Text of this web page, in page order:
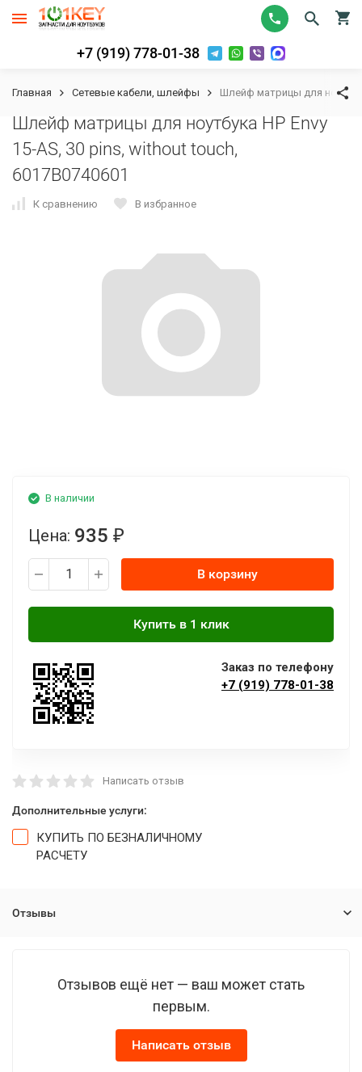
+7 (919) 778-01-38
Главная Сетевые кабели, шлейфы Шлейф матрицы для
Шлейф матрицы для ноутбука HP Envy
15-AS, 30 pins, without touch,
6017B0740601
К сравнению В избранное
В наличии
Цена: 935 ₽
В корзину
Заказ по телефону
+7 (919) 778-01-38
Написать отзыв
Дополнительные услуги:
КУПИТЬ ПО БЕЗНАЛИЧНОМУ
РАСЧЕТУ
Отзывы
Отзывов ещё нет — ваш может стать
первым.
Написать отзыв